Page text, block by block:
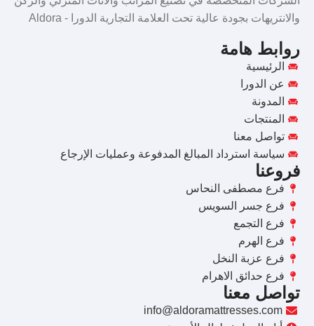
والانتريهات بجودة عالية تحت العلامة التجارية الدورا - Aldora
روابط هامة
الرئيسية
عن الدورا
المدونة
المنتجات
تواصل معنا
سياسة استرداد المبالغ المدفوعة وعمليات الإرجاع
فروعنا
فرع مصطفى النحاس
فرع جسر السويس
فرع التجمع
فرع الهرم
فرع عزبة النخل
فرع حدائق الاهرام
تواصل معنا
info@aldoramattresses.com